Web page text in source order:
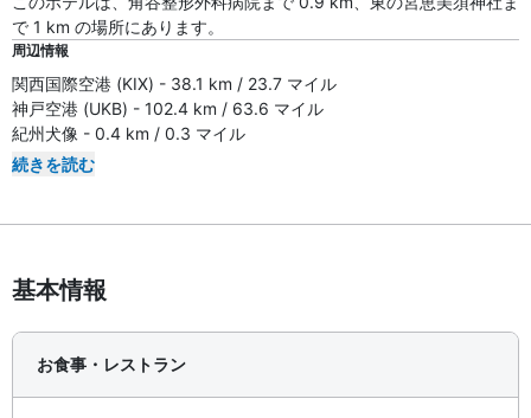
で 1 km の場所にあります。
周辺情報
関西国際空港 (KIX) - 38.1 km / 23.7 マイル
神戸空港 (UKB) - 102.4 km / 63.6 マイル
紀州犬像 - 0.4 km / 0.3 マイル
続きを読む
基本情報
お食事・レストラン